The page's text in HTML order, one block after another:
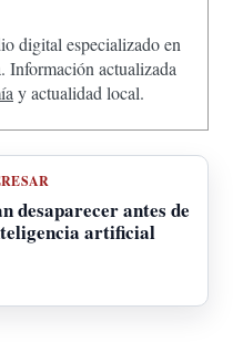
digital especializado en
Información actualizada
y actualidad local.
desaparecer antes de
artificial